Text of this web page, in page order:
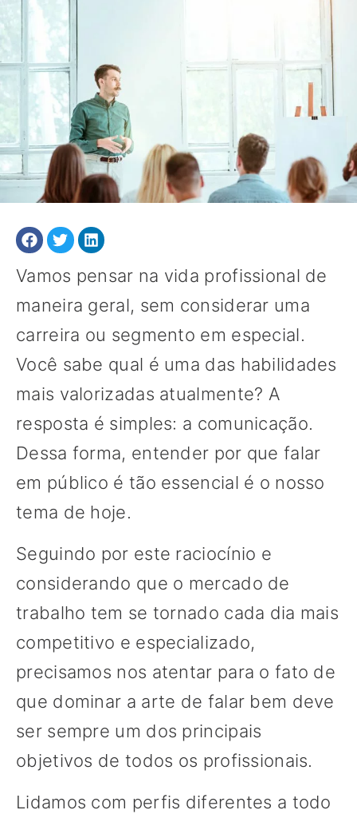
Vamos pensar na vida profissional de
maneira geral, sem considerar uma
carreira ou segmento em especial.
Você sabe qual é uma das habilidades
mais valorizadas atualmente? A
resposta é simples: a comunicação.
Dessa forma, entender por que falar
em público é tão essencial é o nosso
tema de hoje.
Seguindo por este raciocínio e
considerando que o mercado de
trabalho tem se tornado cada dia mais
competitivo e especializado,
precisamos nos atentar para o fato de
que dominar a arte de falar bem deve
ser sempre um dos principais
objetivos de todos os profissionais.
Lidamos com perfis diferentes a todo